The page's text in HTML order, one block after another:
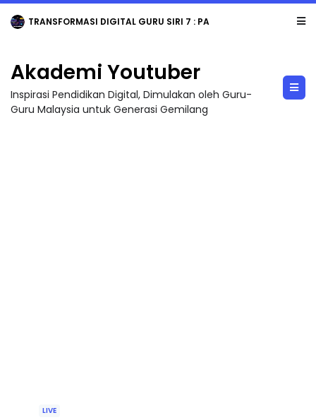
TRANSFORMASI DIGITAL GURU SIRI 7 : PAHLAWAN DIGITAL PENYELAMAT DUNIA
Akademi Youtuber
Inspirasi Pendidikan Digital, Dimulakan oleh Guru-
Guru Malaysia untuk Generasi Gemilang
LIVE